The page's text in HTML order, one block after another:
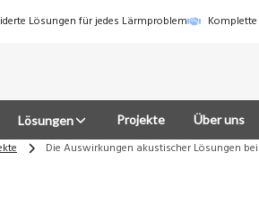
Lösungen für jedes Lärmproblem
Lösungen Projekte Über uns
Die Auswirkungen akustischer Lösungen